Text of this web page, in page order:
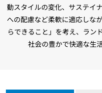
動スタイルの変化、 サステイ
への配慮など柔軟に適応しなが
らできること」を考え、ラン
社会の豊かで快適な生